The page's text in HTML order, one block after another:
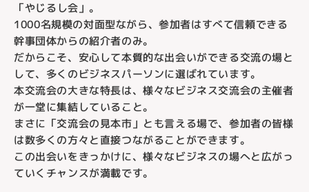
「やじるし会」。
1000名規模の対面型ながら、参加者はすべて信頼できる
幹事団体からの紹介者のみ。
だからこそ、安心して本質的な出会いができる交流の場と
して、多くのビジネスパーソンに選ばれています。
本交流会の大きな特長は、様々なビジネス交流会の主催者
が一堂に集結していること。
まさに「交流会の見本市」とも言える場で、参加者の皆様
は数多くの方々と直接つながることができます。
この出会いをきっかけに、様々なビジネスの場へと広がっ
ていくチャンスが満載です。